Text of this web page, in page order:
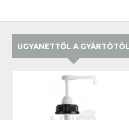
UGYANETTŐL A GYÁRTÓTÓL